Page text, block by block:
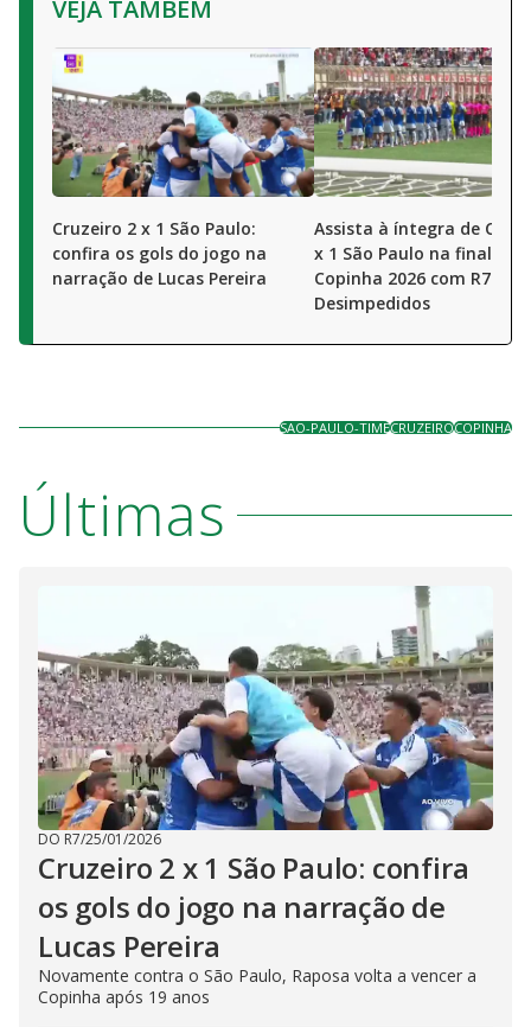
VEJA TAMBÉM
Cruzeiro 2 x 1 São Paulo:
confira os gols do jogo na
narração de Lucas Pereira
Assista à íntegra de
x 1 São Paulo na final da
Copinha 2026 com R7 e
Desimpedidos
SAO-PAULO-TIMECRUZEIROCOPINHA
Últimas
DO R7/25/01/2026
Cruzeiro 2 x 1 São Paulo: confira
os gols do jogo na narração de
Lucas Pereira
Novamente contra o São Paulo, Raposa volta a vencer a
Copinha após 19 anos